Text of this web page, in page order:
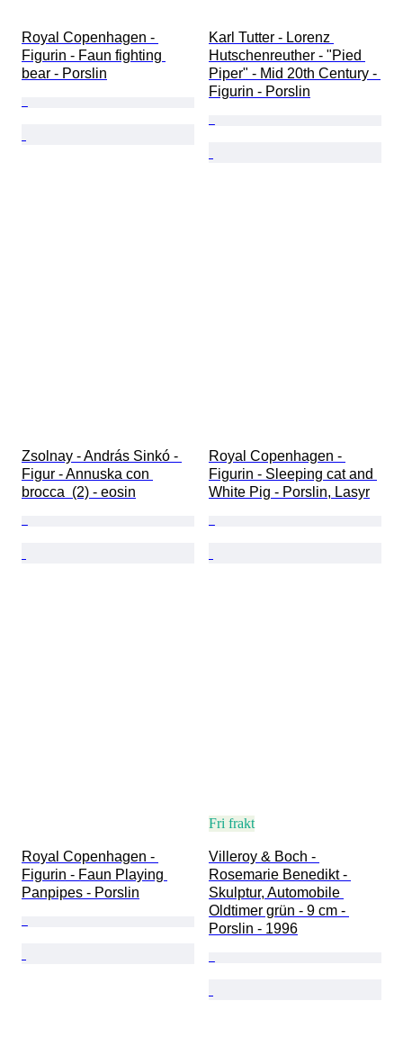
Royal Copenhagen -
Figurin - Faun fighting
bear - Porslin
Karl Tutter - Lorenz
Hutschenreuther - "Pied
Piper" - Mid 20th Century -
Figurin - Porslin
Zsolnay - András Sinkó -
Figur - Annuska con
brocca  (2) - eosin
Royal Copenhagen -
Figurin - Sleeping cat and
White Pig - Porslin, Lasyr
Royal Copenhagen -
Figurin - Faun Playing
Panpipes - Porslin
Fri frakt
Villeroy & Boch -
Rosemarie Benedikt -
Skulptur, Automobile
Oldtimer grün - 9 cm -
Porslin - 1996